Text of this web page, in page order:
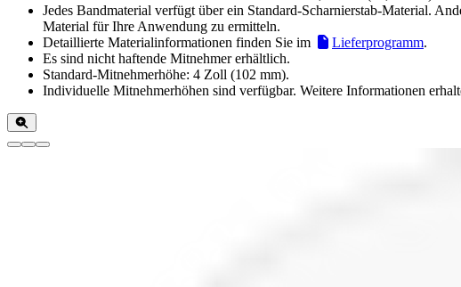
Jedes Bandmaterial verfügt über ein Standard-Scharnierstab-Material.
Material für Ihre Anwendung zu ermitteln.
Detaillierte Materialinformationen finden Sie im
Lieferprogramm.
Es sind nicht haftende Mitnehmer erhältlich.
Standard-Mitnehmerhöhe: 4 Zoll (102 mm).
Individuelle Mitnehmerhöhen sind verfügbar. Weitere Informationen